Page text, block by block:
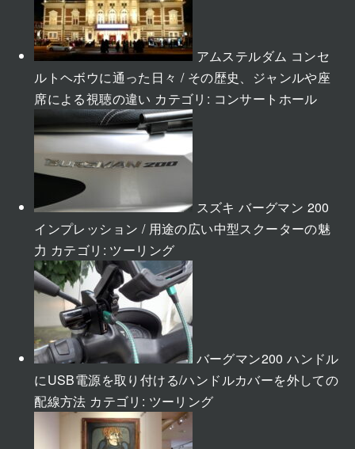
アムステルダム コンセ
ルトヘボウに通った日々 / その歴史、ジャンルや座
席による視聴の違い カテゴリ: コンサートホール
スズキ バーグマン 200
インプレッション / 用途の広い中型スクーターの魅
力 カテゴリ: ツーリング
バーグマン200 ハンドル
にUSB電源を取り付ける/ハンドルカバーを外しての
配線方法 カテゴリ: ツーリング